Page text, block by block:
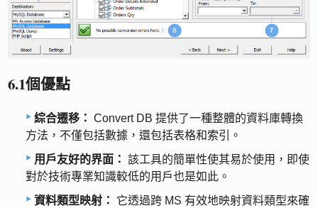
6.1個優點
綜合遷移： Convert DB 提供了一種整體的資料庫轉換
方法，不僅包括數據，還包括表格和索引。
用戶友好的界面： 該工具的簡單性使其易於使用，即使
對於技術專業知識較低的用戶也是如此。
資料類型映射：
它透過跨 MS 有效地映射資料類型來確